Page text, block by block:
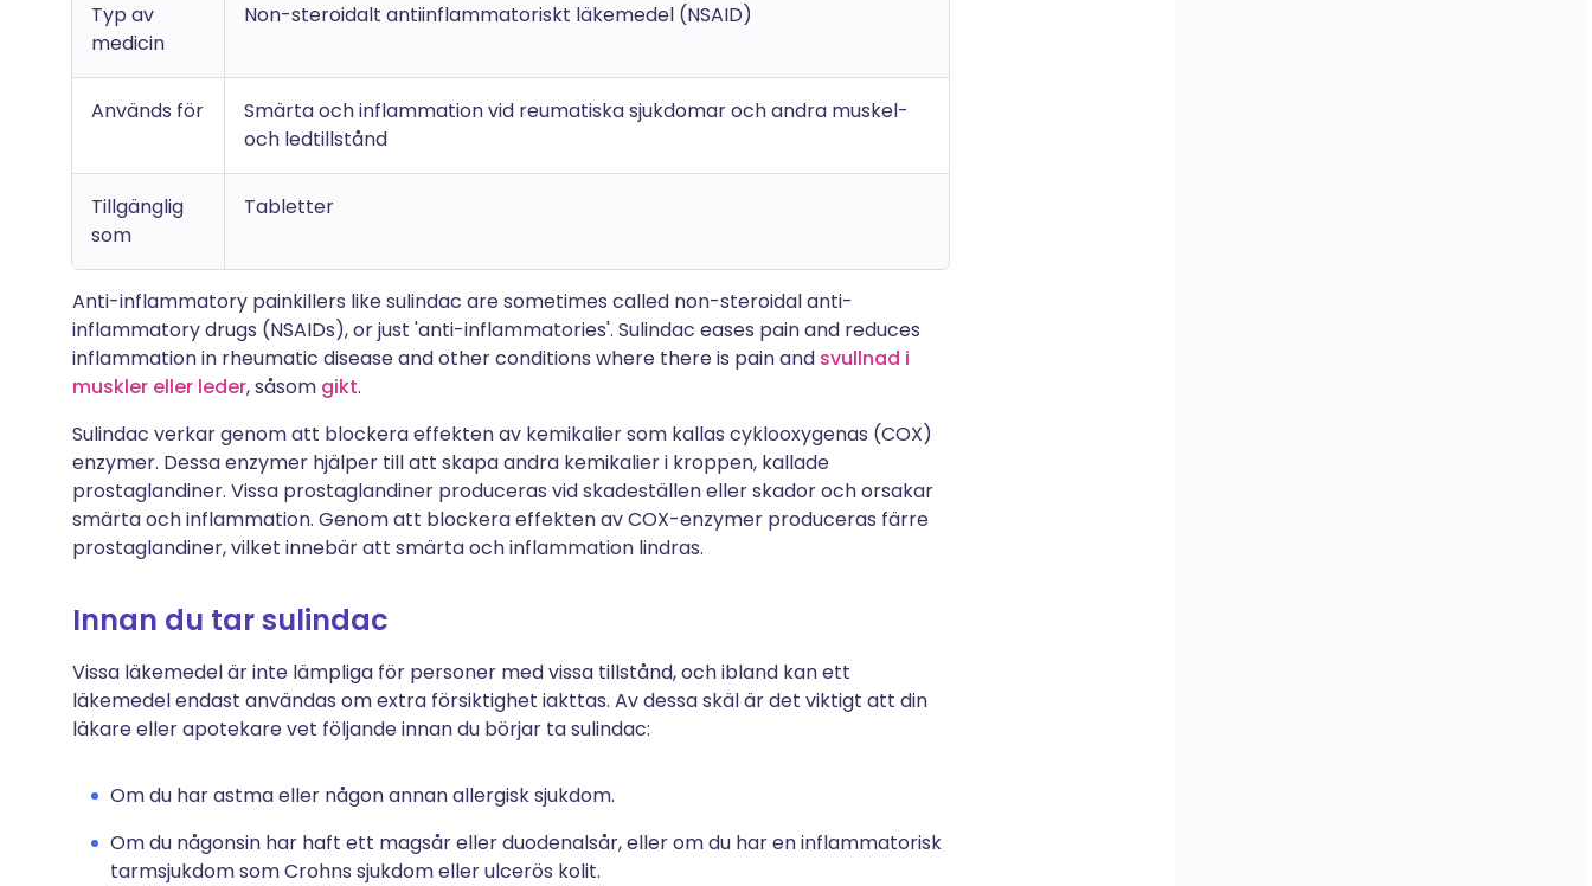
Typ av
medicin
Non-steroidalt antiinflammatoriskt läkemedel (NSAID)
Används för
Smärta och inflammation vid reumatiska sjukdomar och andra muskel-
och ledtillstånd
Tillgänglig
som
Tabletter
Anti-inflammatory painkillers like sulindac are sometimes called non-steroidal anti-
inflammatory drugs (NSAIDs), or just 'anti-inflammatories'. Sulindac eases pain and reduces
inflammation in rheumatic disease and other conditions where there is pain and svullnad i
muskler eller leder, såsom gikt.
Sulindac verkar genom att blockera effekten av kemikalier som kallas cyklooxygenas (COX)
enzymer. Dessa enzymer hjälper till att skapa andra kemikalier i kroppen, kallade
prostaglandiner. Vissa prostaglandiner produceras vid skadeställen eller skador och orsakar
smärta och inflammation. Genom att blockera effekten av COX-enzymer produceras färre
prostaglandiner, vilket innebär att smärta och inflammation lindras.
Innan du tar sulindac
Vissa läkemedel är inte lämpliga för personer med vissa tillstånd, och ibland kan ett
läkemedel endast användas om extra försiktighet iakttas. Av dessa skäl är det viktigt att din
läkare eller apotekare vet följande innan du börjar ta sulindac:
Om du har astma eller någon annan allergisk sjukdom.
Om du någonsin har haft ett magsår eller duodenalsår, eller om du har en inflammatorisk
tarmsjukdom som Crohns sjukdom eller ulcerös kolit.